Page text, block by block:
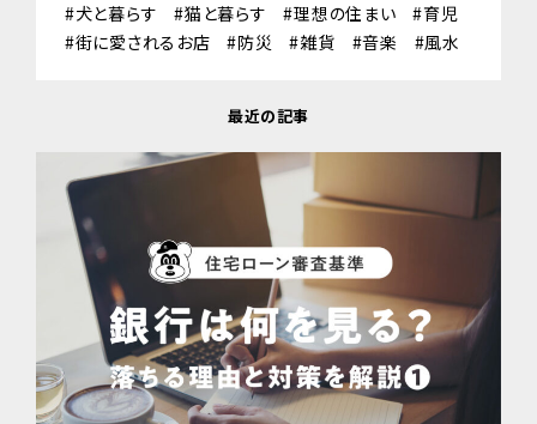
犬と暮らす
猫と暮らす 理想の住まい
育児
街に愛されるお店
防災 雑貨 音楽 風水
最近の記事